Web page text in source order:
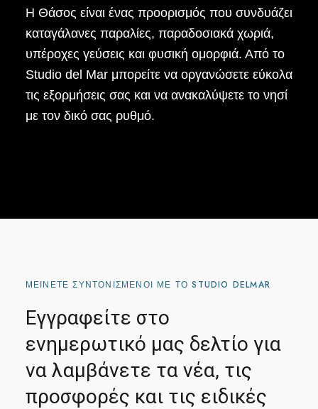
Η Θάσος είναι ένας προορισμός που συνδυάζει
καταγάλανες παραλίες, παραδοσιακά χωριά,
υπέροχες γεύσεις και φυσική ομορφιά. Από το
Studio del Mar μπορείτε να οργανώσετε εύκολα
τις εξορμήσεις σας και να ανακαλύψετε το νησί
με τον δικό σας ρυθμό.
ΜΕΊΝΕΤΕ ΣΥΝΤΟΝΙΣΜΈΝΟΙ ΜΕ ΤΟ STUDIO DELMAR
Εγγραφείτε στο
ενημερωτικό μας δελτίο για
να λαμβάνετε τα νέα, τις
προσφορές και τις ειδικές